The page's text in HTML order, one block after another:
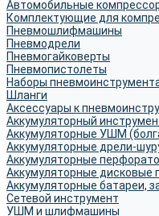
Автомобильные
Комплектующие для
Пневмошлифмашины
Пневмодрели
Пневмогайковерты
Пневмопистолеты
Наборы
Шланги
Аксессуары к
Аккумуляторный
Аккумуляторные УШМ
Аккумуляторные дрели-
Аккумуляторные
Аккумуляторные дисковые
Аккумуляторные батареи,
Сетевой инструмент
УШМ и шлифмашины